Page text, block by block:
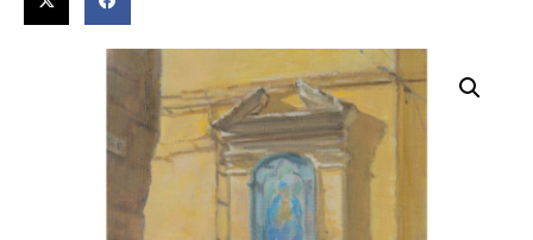
ス